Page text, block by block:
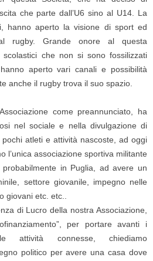
che parte dall’U6 sino al U14. La
hanno aperto la visione di sport ed
rugby. Grande onore al questa
che non si sono fossilizzati
aperto vari canali e possibilità
anche il rugby trova il suo spazio.
come preannunciato, ha
nel sociale e nella divulgazione di
atleti e attività nascoste, ad oggi
l’unica associazione sportiva militante
in Puglia, ad avere un
settore giovanile, impegno nelle
giovani etc. etc..
di Lucro della nostra Associazione,
per portare avanti i
connesse, chiediamo
politico per avere una casa dove